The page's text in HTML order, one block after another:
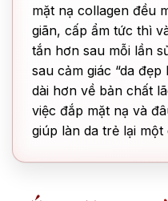
mặt nạ collagen đều
giãn, cấp ẩm tức thì
tắn hơn sau mỗi lần
sau cảm giác “da
dài hơn về bản chất
việc đắp mặt nạ và
giúp làn da trẻ lại